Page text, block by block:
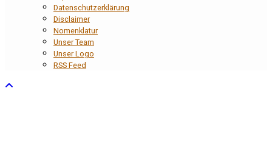
Datenschutzerklärung
Disclaimer
Nomenklatur
Unser Team
Unser Logo
RSS Feed